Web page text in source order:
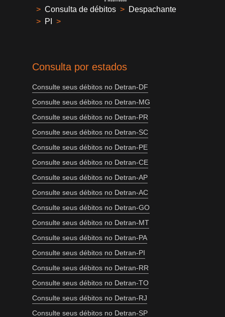
> Consulta de débitos > Despachante
> PI >
Consulta por estados
Consulte seus débitos no Detran-DF
Consulte seus débitos no Detran-MG
Consulte seus débitos no Detran-PR
Consulte seus débitos no Detran-SC
Consulte seus débitos no Detran-PE
Consulte seus débitos no Detran-CE
Consulte seus débitos no Detran-AP
Consulte seus débitos no Detran-AC
Consulte seus débitos no Detran-GO
Consulte seus débitos no Detran-MT
Consulte seus débitos no Detran-PA
Consulte seus débitos no Detran-PI
Consulte seus débitos no Detran-RR
Consulte seus débitos no Detran-TO
Consulte seus débitos no Detran-RJ
Consulte seus débitos no Detran-SP